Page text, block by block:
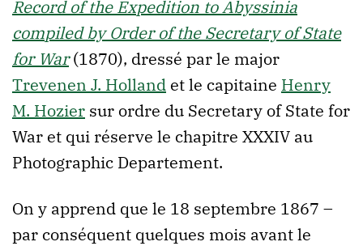
Record of the Expedition to Abyssinia
compiled by Order of the Secretary of State
for War(1870), dressé par le major
Trevenen J. Holland et le capitaine Henry
M. Hozier sur ordre du Secretary of State for
War et qui réserve le chapitre XXXIV au
Photographic Departement.
On y apprend que le 18 septembre 1867 –
par conséquent quelques mois avant le